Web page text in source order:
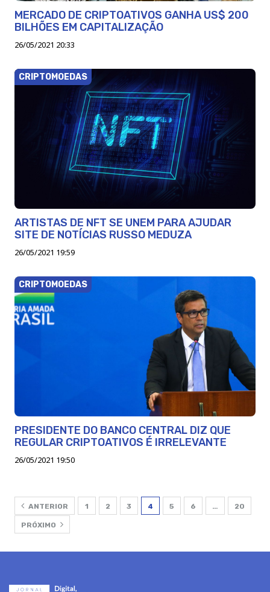
MERCADO DE CRIPTOATIVOS GANHA US$ 200
BILHÕES EM CAPITALIZAÇÃO
26/05/2021 20:33
CRIPTOMOEDAS
ARTISTAS DE NFT SE UNEM PARA AJUDAR
SITE DE NOTÍCIAS RUSSO MEDUZA
26/05/2021 19:59
CRIPTOMOEDAS
PRESIDENTE DO BANCO CENTRAL DIZ QUE
REGULAR CRIPTOATIVOS É IRRELEVANTE
26/05/2021 19:50
ANTERIOR 1 2 3 4 5 6 … 20
PRÓXIMO